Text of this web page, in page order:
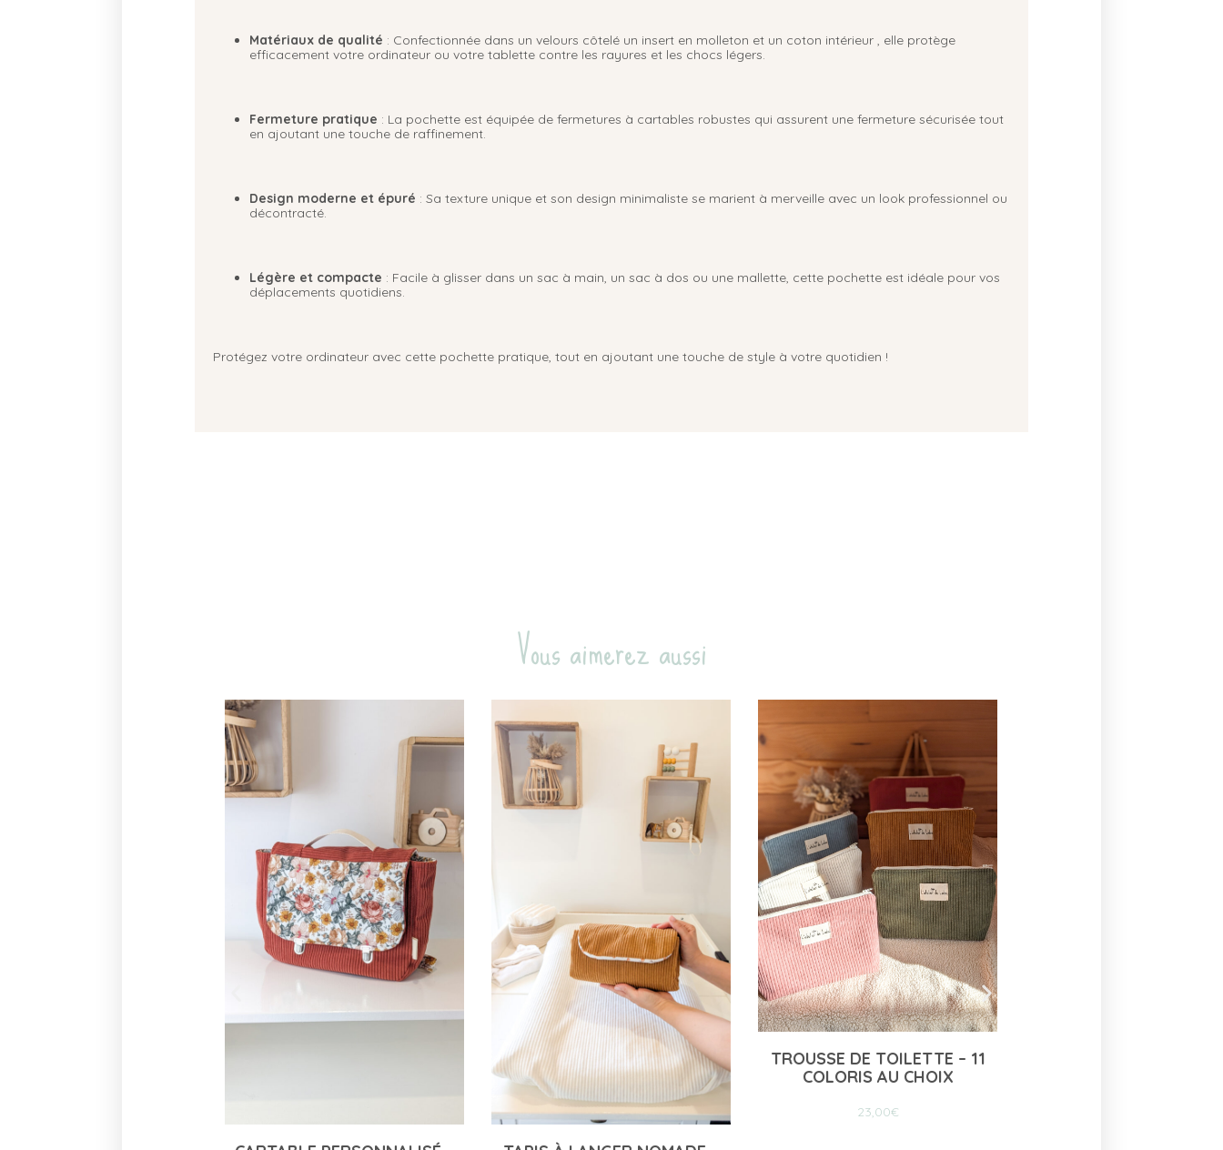
Matériaux de qualité : Confectionnée dans un velours côtelé un insert en molleton et un coton intérieur , elle protège
efficacement votre ordinateur ou votre tablette contre les rayures et les chocs légers.
Fermeture pratique : La pochette est équipée de fermetures à cartables robustes qui assurent une fermeture sécurisée tout
en ajoutant une touche de raffinement.
Design moderne et épuré : Sa texture unique et son design minimaliste se marient à merveille avec un look professionnel ou
décontracté.
Légère et compacte : Facile à glisser dans un sac à main, un sac à dos ou une mallette, cette pochette est idéale pour vos
déplacements quotidiens.
Protégez votre ordinateur avec cette pochette pratique, tout en ajoutant une touche de style à votre quotidien !
Vous aimerez aussi
TROUSSE DE TOILETTE – 11
COLORIS AU CHOIX
23,00€